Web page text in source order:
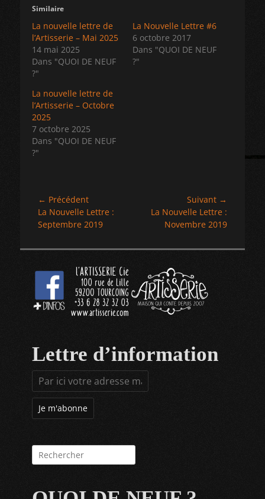
Similaire
La nouvelle lettre de
l’Artisserie – Mai 2025
14 mai 2025
Dans "QUOI DE NEUF
?"
La Nouvelle Lettre #6
6 octobre 2017
Dans "QUOI DE NEUF
?"
La nouvelle lettre de
l’Artisserie – Octobre
2025
7 octobre 2025
Dans "QUOI DE NEUF
?"
Navigation
de
l’article
← Précédent
Article
précédent :
La Nouvelle Lettre :
Septembre 2019
Suivant →
Article
suivant :
La Nouvelle Lettre :
Novembre 2019
Lettre d’information
Rechercher :